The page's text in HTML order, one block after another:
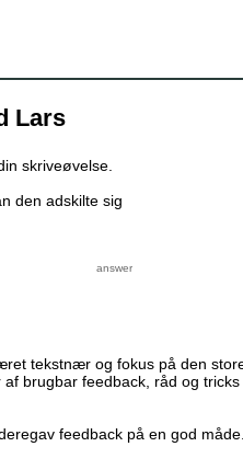
Lars
skriveøvelse.
den adskilte sig
tekstnær og fokus på den
brugbar feedback, råd og tricks
feedback på en god